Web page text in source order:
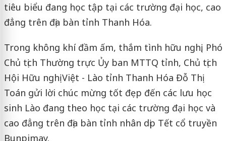
tiêu biểu đang học tập tại các trường đại học, cao
đẳng trên địa bàn tỉnh Thanh Hóa.
Trong không khí đầm ấm, thắm tình hữu nghị, Phó
Chủ tịch Thường trực Ủy ban MTTQ tỉnh, Chủ tịch
Hội Hữu nghị Việt - Lào tỉnh Thanh Hóa Đỗ Thị
Toán gửi lời chúc mừng tốt đẹp đến các lưu học
sinh Lào đang theo học tại các trường đại học và
cao đẳng trên địa bàn tỉnh nhân dịp Tết cổ truyền
Bunpimay.